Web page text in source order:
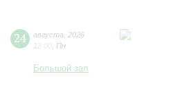
24 августа
2026
12:00 Пн
Большой зал